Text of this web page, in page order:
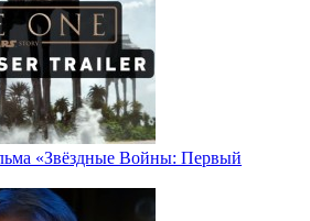
«Звёздные Войны: Первый